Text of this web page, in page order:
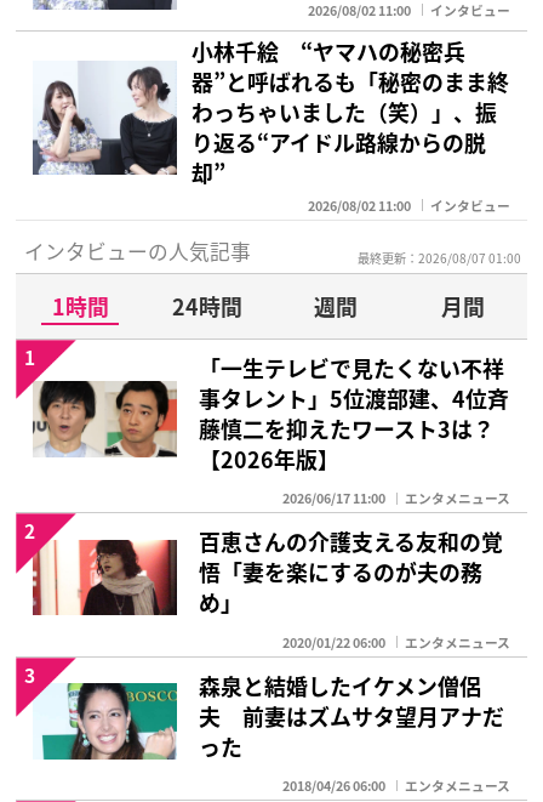
2026/08/02 11:00 インタビュー
小林千絵 “ヤマハの秘密兵
器”と呼ばれるも「秘密のまま終
わっちゃいました（笑）」、振
り返る“アイドル路線からの脱
却”
2026/08/02 11:00 インタビュー
インタビューの人気記事 最終更新：2026/08/07 01:00
1時間 24時間 週間
月間
「一生テレビで見たくない不祥
事タレント」5位渡部建、4位斉
藤慎二を抑えたワースト3は？
【2026年版】
2026/06/17 11:00 エンタメニュース
1
百恵さんの介護支える友和の覚
悟「妻を楽にするのが夫の務
め」
2020/01/22 06:00 エンタメニュース
2
森泉と結婚したイケメン僧侶
夫 前妻はズムサタ望月アナだ
った
2018/04/26 06:00 エンタメニュース
3